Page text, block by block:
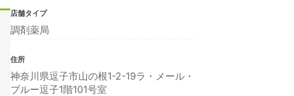
店舗タイプ
調剤薬局
住所
神奈川県逗子市山の根1-2-19ラ・メール・
ブルー逗子1階101号室